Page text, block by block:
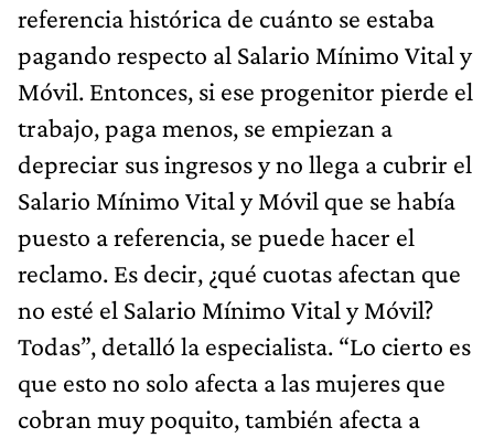
referencia histórica de cuánto se estaba
pagando respecto al Salario Mínimo Vital y
Móvil. Entonces, si ese progenitor pierde el
trabajo, paga menos, se empiezan a
depreciar sus ingresos y no llega a cubrir el
Salario Mínimo Vital y Móvil que se había
puesto a referencia, se puede hacer el
reclamo. Es decir, ¿qué cuotas afectan que
no esté el Salario Mínimo Vital y Móvil?
Todas”, detalló la especialista. “Lo cierto es
que esto no solo afecta a las mujeres que
cobran muy poquito, también afecta a